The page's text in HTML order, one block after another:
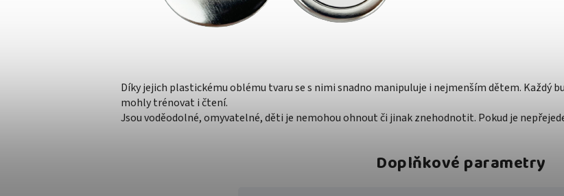
Díky jejich plastickému oblému tvaru se s nimi snadno manipuluje i nejmenším dětem. Každý
mohly trénovat i čtení.
Jsou voděodolné, omyvatelné, děti je nemohou ohnout či jinak znehodnotit. Pokud je
Doplňkové parametry